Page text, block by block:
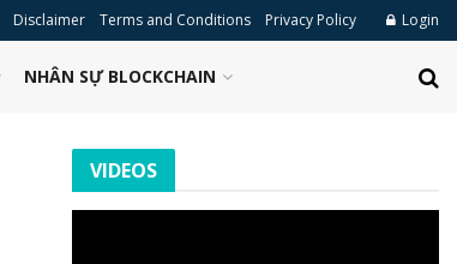
Disclaimer Terms and Conditions Privacy Policy Login
NHÂN SỰ BLOCKCHAIN
VIDEOS